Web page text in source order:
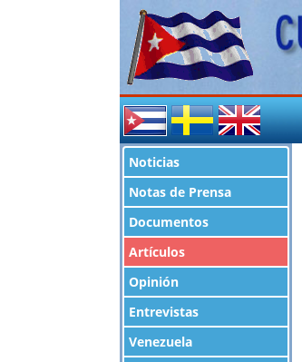
Noticias
Notas de Prensa
Documentos
Artículos
Opinión
Entrevistas
Venezuela